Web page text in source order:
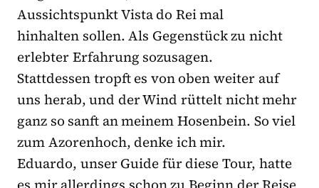
Aussichtspunkt Vista do Rei mal
hinhalten sollen. Als Gegenstück zu nicht
erlebter Erfahrung sozusagen.
Stattdessen tropft es von oben weiter auf
uns herab, und der Wind rüttelt nicht mehr
ganz so sanft an meinem Hosenbein. So viel
zum Azorenhoch, denke ich mir.
Eduardo, unser Guide für diese Tour, hatte